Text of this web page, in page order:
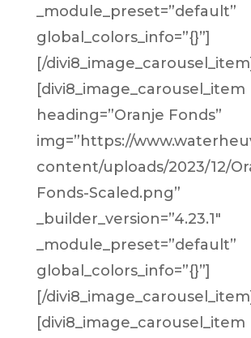
_module_preset=”default”
global_colors_info=”{}”]
[/
[divi8_image_carousel_item
heading=”Oranje Fonds”
img=”https://
content/uploads/2023/12/
Fonds-Scaled.png”
_builder_version=”4.23.1″
_module_preset=”default”
global_colors_info=”{}”]
[/
[divi8_image_carousel_item